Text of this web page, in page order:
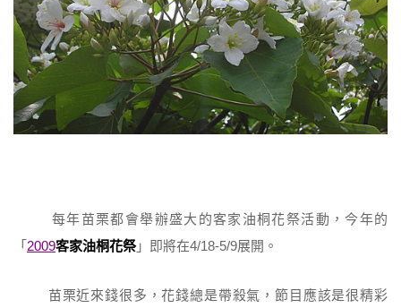
每年苗栗都會舉辦盛大的客家油桐花祭活動，今年的
「 2009客家油桐花祭」即將在4/18-5/9展開。
苗栗近來錢很多，花錢總是帶殺氣，節目應該是很精彩